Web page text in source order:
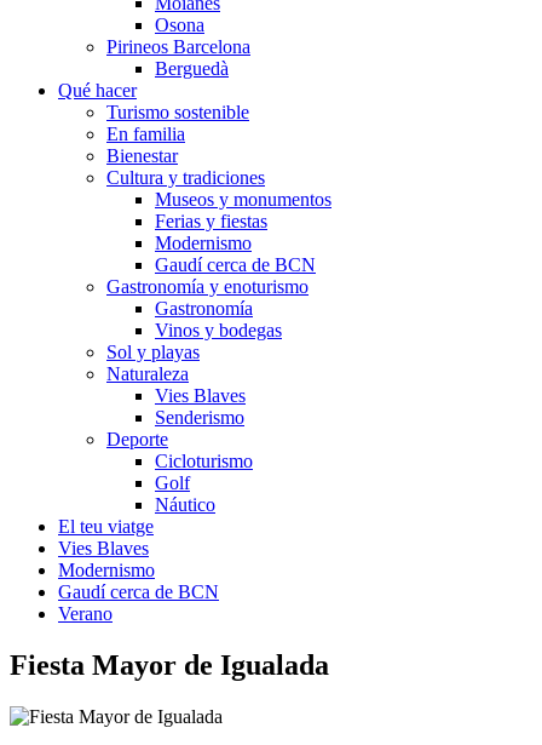
Osona
Pirineos Barcelona
Berguedà
Qué hacer
Turismo sostenible
En familia
Bienestar
Cultura y tradiciones
Museos y monumentos
Ferias y fiestas
Modernismo
Gaudí cerca de BCN
Gastronomía y enoturismo
Gastronomía
Vinos y bodegas
Sol y playas
Naturaleza
Vies Blaves
Senderismo
Deporte
Cicloturismo
Golf
Náutico
El teu viatge
Vies Blaves
Modernismo
Gaudí cerca de BCN
Verano
Fiesta Mayor de Igualada